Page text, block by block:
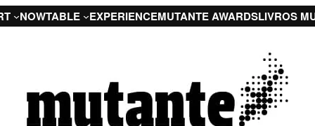
NOWTABLE EXPERIENCEMUTANTE AWARDSLIVROS